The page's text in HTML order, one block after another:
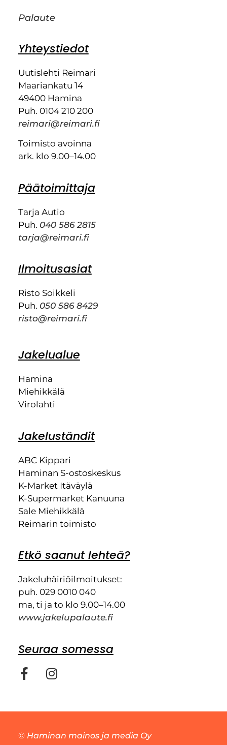
Palaute
Yhteystiedot
Uutislehti Reimari
Maariankatu 14
49400 Hamina
Puh. 0104 210 200
reimari@reimari.fi
Toimisto avoinna
ark. klo 9.00–14.00
Päätoimittaja
Tarja Autio
Puh. 040 586 2815
tarja@reimari.fi
Ilmoitusasiat
Risto Soikkeli
Puh. 050 586 8429
risto@reimari.fi
Jakelualue
Hamina
Miehikkälä
Virolahti
Jakeluständit
ABC Kippari
Haminan S-ostoskeskus
K-Market Itäväylä
K-Supermarket Kanuuna
Sale Miehikkälä
Reimarin toimisto
Etkö saanut lehteä?
Jakeluhäiriöilmoitukset:
puh. 029 0010 040
ma, ti ja to klo 9.00–14.00
www.jakelupalaute.fi
Seuraa somessa
© Haminan mainos ja media Oy